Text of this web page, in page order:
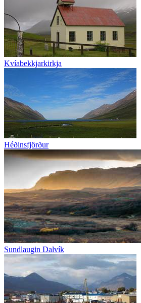
Kvíabekkjarkirkja
Héðinsfjörður
Sundlaugin Dalvík